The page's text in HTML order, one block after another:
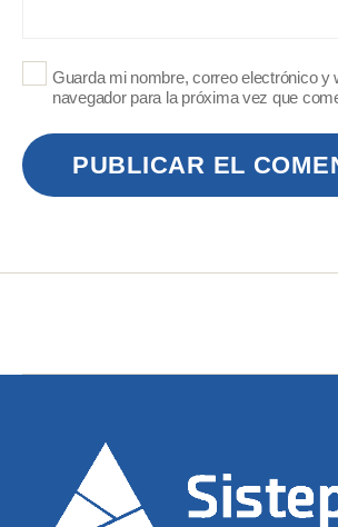
Guarda mi nombre, correo electrónico y
navegador para la próxima vez que